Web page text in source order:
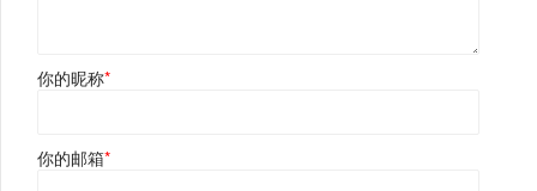
你的昵称*
你的邮箱*